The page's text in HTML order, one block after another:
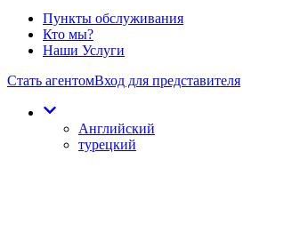
Пункты обслуживания
Кто мы?
Наши Услуги
Стать агентомВход для представителя
Английский
турецкий